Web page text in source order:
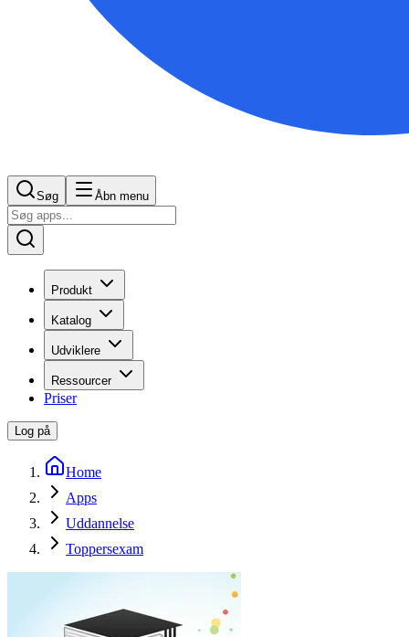
Søg Åbn menu
Produkt
Katalog
Udviklere
Ressourcer
Priser
Log på
Home
Apps
Uddannelse
Toppersexam